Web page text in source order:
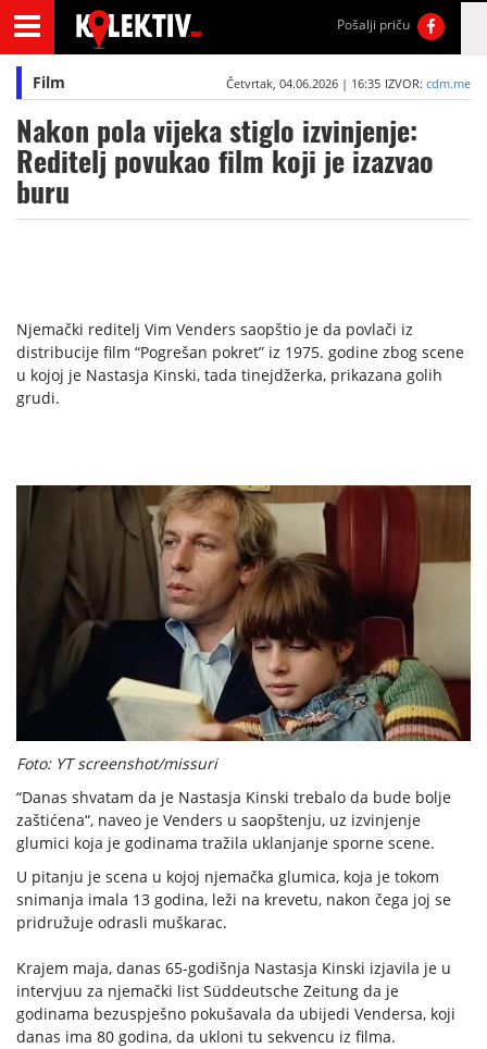
Pošalji priču
Film Četvrtak, 04.06.2026 | 16:35 IZVOR: cdm.me
Nakon pola vijeka stiglo izvinjenje:
Reditelj povukao film koji je izazvao
buru
Njemački reditelj Vim Venders saopštio je da povlači iz
distribucije film “Pogrešan pokret” iz 1975. godine zbog scene
u kojoj je Nastasja Kinski, tada tinejdžerka, prikazana golih
grudi.
Foto: YT screenshot/missuri
“Danas shvatam da je Nastasja Kinski trebalo da bude bolje
zaštićena“, naveo je Venders u saopštenju, uz izvinjenje
glumici koja je godinama tražila uklanjanje sporne scene.
U pitanju je scena u kojoj njemačka glumica, koja je tokom
snimanja imala 13 godina, leži na krevetu, nakon čega joj se
pridružuje odrasli muškarac.
Krajem maja, danas 65-godišnja Nastasja Kinski izjavila je u
intervjuu za njemački list Süddeutsche Zeitung da je
godinama bezuspješno pokušavala da ubijedi Vendersa, koji
danas ima 80 godina, da ukloni tu sekvencu iz filma.